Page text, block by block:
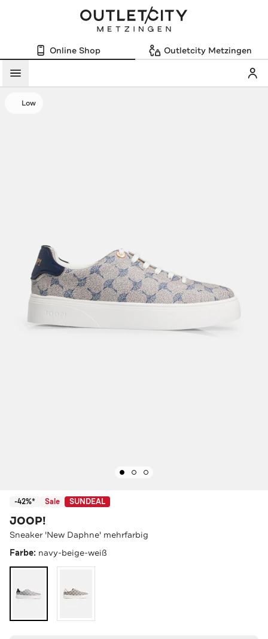
Online Shop Outletcity Metzingen
Menü
Low
-42%* Sale SUNDEAL
JOOP!
Sneaker 'New Daphne' mehrfarbig
Farbe: navy-beige-weiß